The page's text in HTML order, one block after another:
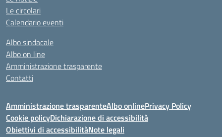
Le circolari
Calendario eventi
Albo sindacale
Albo on line
Amministrazione trasparente
Contatti
Amministrazione trasparenteAlbo onlinePrivacy Policy
Cookie policyDichiarazione di accessibilità
Obiettivi di accessibilitàNote legali